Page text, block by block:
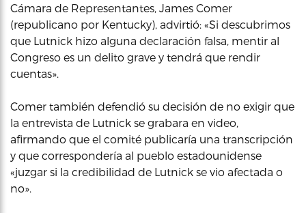
Cámara de Representantes, James Comer
(republicano por Kentucky), advirtió: «Si descubrimos
que Lutnick hizo alguna declaración falsa, mentir al
Congreso es un delito grave y tendrá que rendir
cuentas».
Comer también defendió su decisión de no exigir que
la entrevista de Lutnick se grabara en video,
afirmando que el comité publicaría una transcripción
y que correspondería al pueblo estadounidense
«juzgar si la credibilidad de Lutnick se vio afectada o
no».